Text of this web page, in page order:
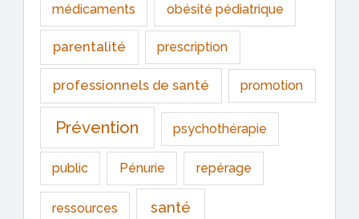
médicaments obésité pédiatrique
parentalité prescription
professionnels de santé promotion
Prévention psychothérapie
public Pénurie repérage
ressources santé